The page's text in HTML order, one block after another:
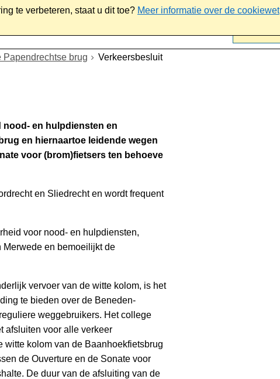
te verbeteren, staat u dit toe? Meer informatie over de cookiewet
Papendrechtse brug Verkeersbesluit
en hulpdiensten en
en hiernaartoe leidende wegen
voor (brom)fietsers ten behoeve
en Sliedrecht en wordt frequent
voor nood- en hulpdiensten,
en bemoeilijkt de
vervoer van de witte kolom, is het
te bieden over de Beneden-
weggebruikers. Het college
afsluiten voor alle verkeer
kolom van de Baanhoekfietsbrug
de Ouverture en de Sonate voor
De duur van de afsluiting van de